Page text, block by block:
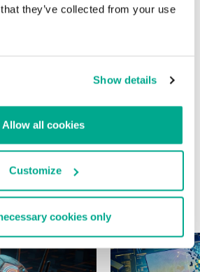
they’ve collected from your use
Show details
Allow all cookies
Customize
cookies only